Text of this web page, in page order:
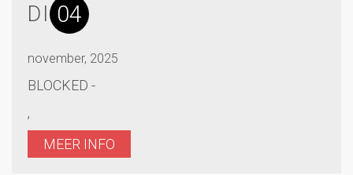
DI 04
november, 2025
BLOCKED -
,
MEER INFO